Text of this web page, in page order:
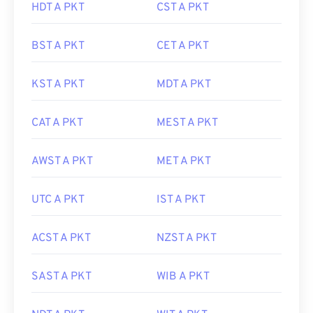
HDT A PKT CST A PKT
BST A PKT CET A PKT
KST A PKT MDT A PKT
CAT A PKT MEST A PKT
AWST A PKT MET A PKT
UTC A PKT IST A PKT
ACST A PKT NZST A PKT
SAST A PKT WIB A PKT